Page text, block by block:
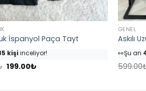
İspanyol Paça Tayt
kişiinceliyor!
40 kişifavoriledi!
ekledi!
Orijinal
199.00₺
GENEL
Askılı
👀Şu an
⭐️Bu
🛒25 kişi
599.00